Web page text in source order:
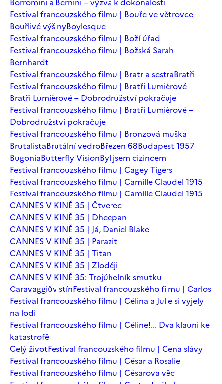
Festival francouzského filmu | Bouře ve větrovce
Bouřlivé výšinyBoylesque
Festival francouzského filmu | Boží úřad
Festival francouzského filmu | Božská Sarah
Bernhardt
Festival francouzského filmu | Bratr a sestraBratři
Festival francouzského filmu | Bratři Lumièrové
Bratři Lumièrové – Dobrodružství pokračuje
Festival francouzského filmu | Bratři Lumièrové –
Dobrodružství pokračuje
Festival francouzského filmu | Bronzová muška
BrutalistaBrutální vedroBřezen 68Budapest 1957
BugoniaButterfly VisionByl jsem cizincem
Festival francouzského filmu | Cagey Tigers
Festival francouzského filmu | Camille Claudel 1915
Festival francouzského filmu | Camille Claudel 1915
CANNES V KINĚ 35 | Čtverec
CANNES V KINĚ 35 | Dheepan
CANNES V KINĚ 35 | Já, Daniel Blake
CANNES V KINĚ 35 | Parazit
CANNES V KINĚ 35 | Titan
CANNES V KINĚ 35 | Zloději
CANNES V KINĚ 35: Trojúhelník smutku
Caravaggiův stínFestival francouzského filmu | Carlos
Festival francouzského filmu | Célina a Julie si vyjely
na lodi
Festival francouzského filmu | Céline!... Dva klauni ke
katastrofě
Celý životFestival francouzského filmu | Cena slávy
Festival francouzského filmu | César a Rosalie
Festival francouzského filmu | Césarova věc